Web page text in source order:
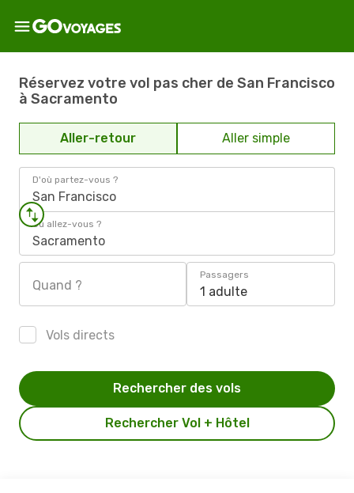
Réservez votre vol pas cher de San Francisco
à Sacramento
Aller-retour Aller simple
D'où partez-vous ?
San Francisco
Où allez-vous ?
Sacramento
Quand ?
Passagers
1 adulte
Vols directs
Rechercher Vol + Hôtel
Rechercher des vols